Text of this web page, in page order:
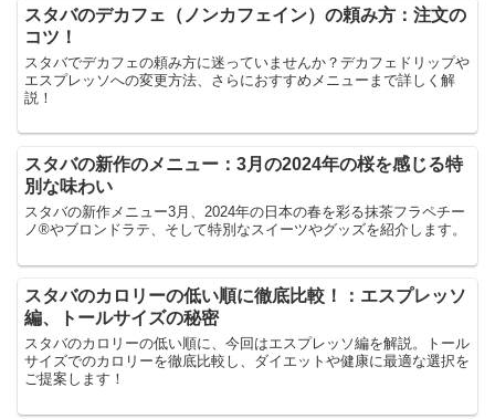
スタバのデカフェ（ノンカフェイン）の頼み方：注文の
コツ！
スタバでデカフェの頼み方に迷っていませんか？デカフェドリップや
エスプレッソへの変更方法、さらにおすすめメニューまで詳しく解
説！
スタバの新作のメニュー：3月の2024年の桜を感じる特
別な味わい
スタバの新作メニュー3月、2024年の日本の春を彩る抹茶フラペチー
ノ®やブロンドラテ、そして特別なスイーツやグッズを紹介します。
スタバのカロリーの低い順に徹底比較！：エスプレッソ
編、トールサイズの秘密
スタバのカロリーの低い順に、今回はエスプレッソ編を解説。トール
サイズでのカロリーを徹底比較し、ダイエットや健康に最適な選択を
ご提案します！